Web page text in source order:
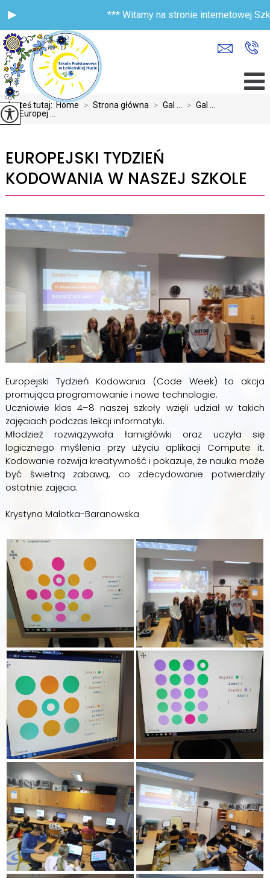
*** Witamy na stronie internetowej
Jesteś tutaj: Home > Strona główna > Gal ... > Gal ...
>
Europej ...
EUROPEJSKI TYDZIEŃ
KODOWANIA W NASZEJ SZKOLE
Europejski Tydzień Kodowania (Code Week) to akcja
promująca programowanie i nowe technologie.
Uczniowie klas 4–8 naszej szkoły wzięli udział w takich
zajęciach podczas lekcji informatyki.
Młodzież rozwiązywała łamigłówki oraz uczyła się
logicznego myślenia przy użyciu aplikacji Compute it.
Kodowanie rozwija kreatywność i pokazuje, że nauka może
być świetną zabawą, co zdecydowanie potwierdziły
ostatnie zajęcia.
Krystyna Malotka-Baranowska